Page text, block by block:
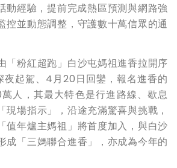
動經驗，提前完成熱區預測與網路強
控並動態調整，守護數十萬信眾的通
「粉紅超跑」白沙屯媽祖進香拉開序
夜起駕、4月20日回鑾，報名進香的
萬人，其最大特色是行進路線、歇息
現場指示」，沿途充滿驚喜與挑戰，
值年爐主媽祖」將首度加入，與白沙
成「三媽聯合進香」，亦成為今年的